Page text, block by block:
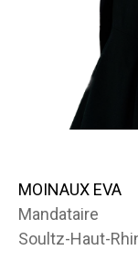
MOINAUX EVA
Mandataire
Soultz-Haut-